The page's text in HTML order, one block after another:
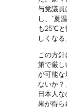
与党議員
し、”夏
も25℃と
しくな
この方
第で厳し
が可能な
ないか
日本人
果が得ら